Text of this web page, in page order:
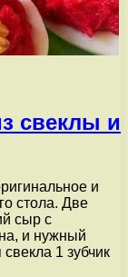
свеклы и
и
стола. Две
сыр с
и нужный
1 зубчик